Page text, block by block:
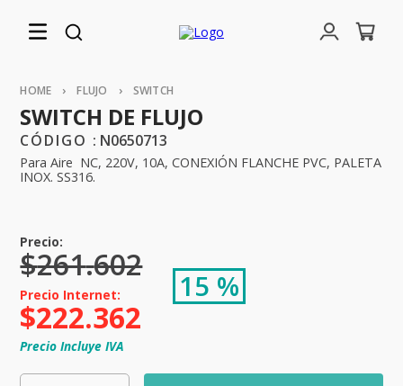
FLUJO SWITCH
SWITCH DE FLUJO
: N0650713
Para Aire NC, 220V, 10A, CONEXIÓN FLANCHE PVC, PALETA
INOX. SS316.
$261.602
15 %
$222.362
Precio Incluye IVA